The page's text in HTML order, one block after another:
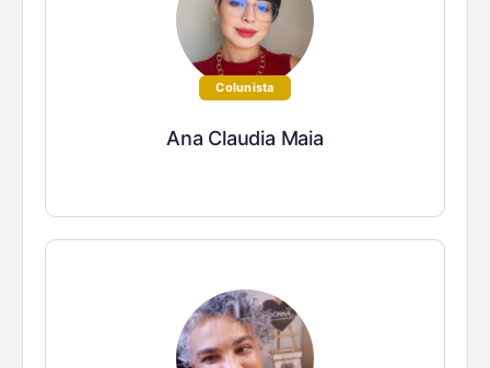
Colunista
Ana Claudia Maia